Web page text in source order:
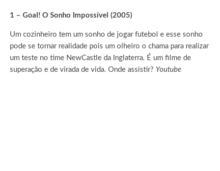
1 – Goal! O Sonho Impossível (2005)
Um cozinheiro tem um sonho de jogar futebol e esse sonho
pode se tornar realidade pois um olheiro o chama para realizar
um teste no time NewCastle da Inglaterra. É um filme de
superação e de virada de vida. Onde assistir? Youtube